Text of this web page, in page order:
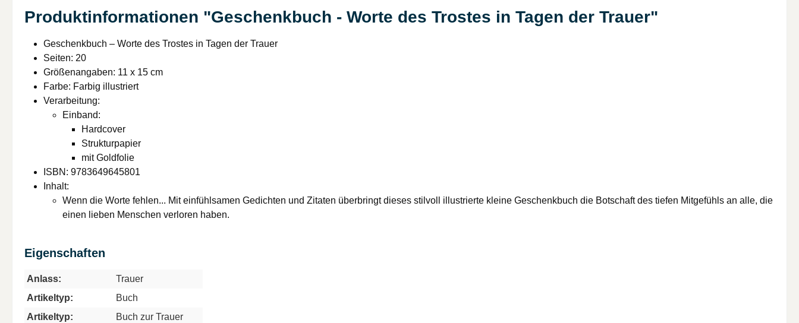
Produktinformationen "Geschenkbuch - Worte des Trostes in Tagen der Trauer"
Geschenkbuch – Worte des Trostes in Tagen der Trauer
Seiten: 20
Größenangaben: 11 x 15 cm
Farbe: Farbig illustriert
Verarbeitung:
Einband:
Hardcover
Strukturpapier
mit Goldfolie
ISBN: 9783649645801
Inhalt:
Wenn die Worte fehlen... Mit einfühlsamen Gedichten und Zitaten überbringt dieses stilvoll illustrierte kleine Geschenkbuch die Botschaft des tiefen Mitgefühls an alle, die
einen lieben Menschen verloren haben.
Eigenschaften
Anlass:
Trauer
Artikeltyp:
Buch
Artikeltyp:
Buch zur Trauer